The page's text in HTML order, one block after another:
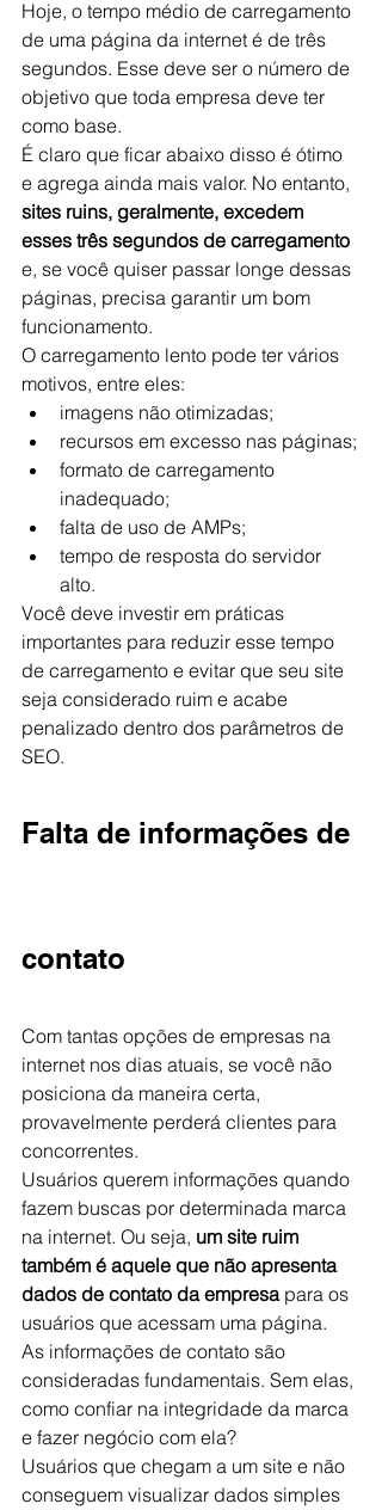
Hoje, o tempo médio de carregamento
de uma página da internet é de três
segundos. Esse deve ser o número de
objetivo que toda empresa deve ter
como base.
É claro que ficar abaixo disso é ótimo
e agrega ainda mais valor. No entanto,
sites ruins, geralmente, excedem
esses três segundos de carregamento
e, se você quiser passar longe dessas
páginas, precisa garantir um bom
funcionamento.
O carregamento lento pode ter vários
motivos, entre eles:
imagens não otimizadas;
recursos em excesso nas páginas;
formato de carregamento
inadequado;
falta de uso de AMPs;
tempo de resposta do servidor
alto.
Você deve investir em práticas
importantes para reduzir esse tempo
de carregamento e evitar que seu site
seja considerado ruim e acabe
penalizado dentro dos parâmetros de
SEO.
Falta de informações de
contato
Com tantas opções de empresas na
internet nos dias atuais, se você não
posiciona da maneira certa,
provavelmente perderá clientes para
concorrentes.
Usuários querem informações quando
fazem buscas por determinada marca
na internet. Ou seja, um site ruim
também é aquele que não apresenta
dados de contato da empresa para os
usuários que acessam uma página.
As informações de contato são
consideradas fundamentais. Sem elas,
como confiar na integridade da marca
e fazer negócio com ela?
Usuários que chegam a um site e não
conseguem visualizar dados simples